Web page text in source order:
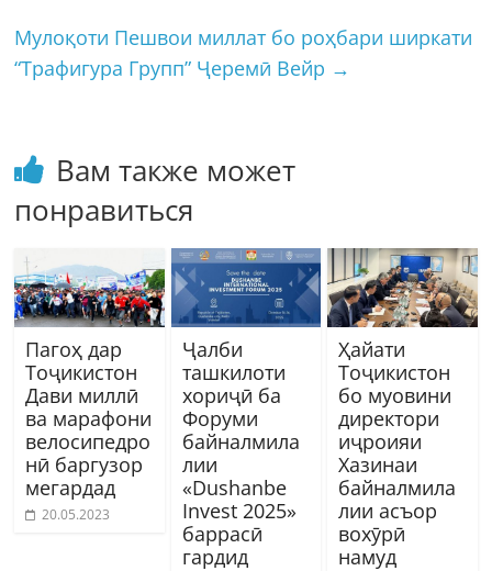
Мулоқоти Пешвои миллат бо роҳбари ширкати
“Трафигура Групп” Ҷеремӣ Вейр →
Вам также может
понравиться
Пагоҳ дар
Тоҷикистон
Дави миллӣ
ва марафони
велосипедро
нӣ баргузор
мегардад
20.05.2023
Ҷалби
ташкилоти
хориҷӣ ба
Форуми
байналмила
лии
«Dushanbe
Invest 2025»
баррасӣ
гардид
Ҳайати
Тоҷикистон
бо муовини
директори
иҷроияи
Хазинаи
байналмила
лии асъор
вохӯрӣ
намуд